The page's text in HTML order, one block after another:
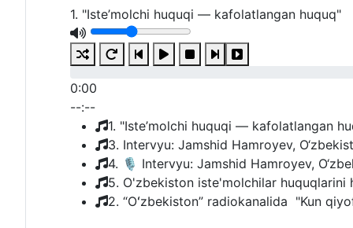
1. "Iste’molchi huquqi — kafolatlangan huquq"
0:00
--:--
1. "Iste’molchi huquqi — kafolatlangan
3. Intervyu: Jamshid Hamroyev,
4. 🎙 Intervyu: Jamshid Hamroyev,
5. O'zbekiston iste'molchilar huquqlarini
2. “Oʻzbekiston” radiokanalida "Kun